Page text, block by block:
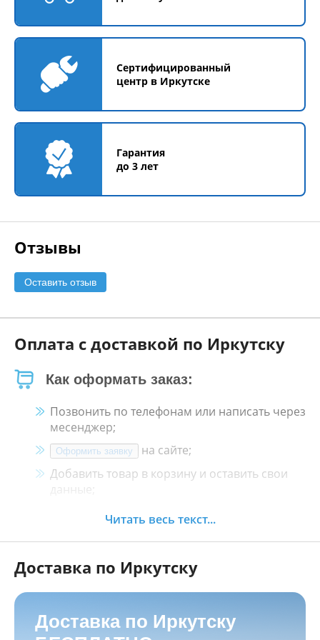
Сертифицированный
центр в Иркутске
Гарантия
до 3 лет
Отзывы
Оставить отзыв
Оплата с доставкой по Иркутску
Как оформать заказ:
Позвонить по телефонам или написать через
месенджер;
Оформить заявку
на сайте;
Добавить товар в корзину и оставить свои
данные;
Менеджер свяжется с Вами в течение 30
Как оплатить:
Наличными, пластиковой картой, кредитной
картой и картой ХАЛВА в кассе нашего
магазина по адресуг. Иркутск, ул. Баррикад
Читать весь текст...
Доставка по Иркутску
Доставка по Иркутску